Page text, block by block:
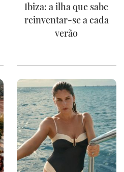
Ibiza: a ilha que sabe
reinventar-se a cada
verão